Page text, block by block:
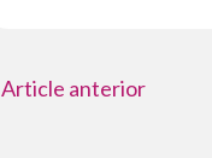
Article anterior